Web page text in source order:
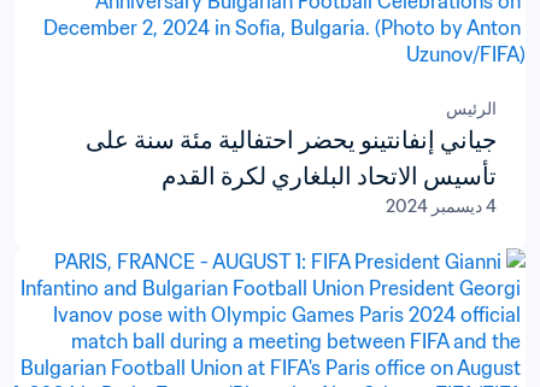
الرئيس
جياني إنفانتينو يحضر احتفالية مئة سنة على
تأسيس الاتحاد البلغاري لكرة القدم
4 ديسمبر 2024